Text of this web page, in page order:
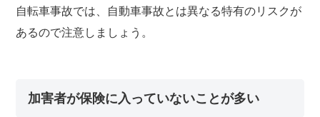
自転車事故では、自動車事故とは異なる特有のリスクが
あるので注意しましょう。
加害者が保険に入っていないことが多い